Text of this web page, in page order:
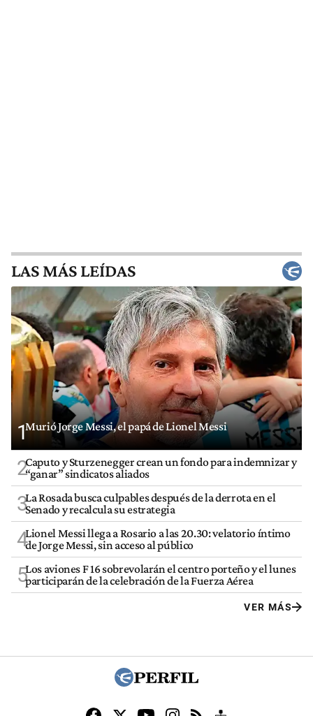
LAS MÁS LEÍDAS
1Murió Jorge Messi, el papá de Lionel Messi
2Caputo y Sturzenegger crean un fondo para indemnizar y
“ganar” sindicatos aliados
3La Rosada busca culpables después de la derrota en el
Senado y recalcula su estrategia
4Lionel Messi llega a Rosario a las 20.30: velatorio íntimo
de Jorge Messi, sin acceso al público
5Los aviones F 16 sobrevolarán el centro porteño y el lunes
participarán de la celebración de la Fuerza Aérea
VER MÁS